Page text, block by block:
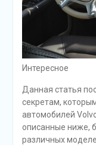
Интересное
Данная статья
секретам,
автомобилей
описанные ниже,
различных